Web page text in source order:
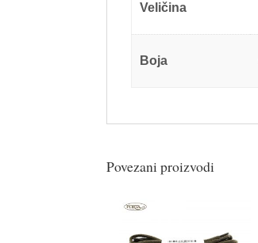
Veličina
Boja
Povezani proizvodi